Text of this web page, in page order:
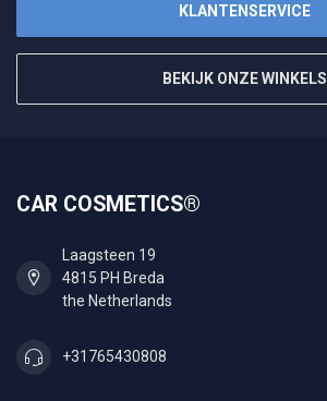
KLANTENSERVICE
BEKIJK ONZE WINKELS
CAR COSMETICS®
Laagsteen 19
4815 PH Breda
the Netherlands
+31765430808